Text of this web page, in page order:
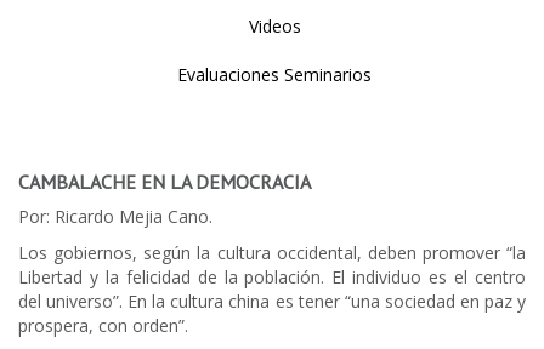
Videos
Evaluaciones Seminarios
CAMBALACHE EN LA DEMOCRACIA
Por: Ricardo Mejia Cano.
Los gobiernos, según la cultura occidental, deben promover “la
Libertad y la felicidad de la población. El individuo es el centro
del universo”. En la cultura china es tener “una sociedad en paz y
prospera, con orden”.